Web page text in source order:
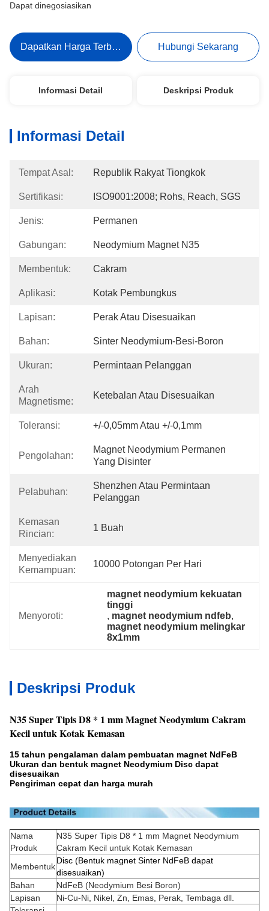
Dapat dinegosiasikan
Dapatkan Harga Terbaik Hubungi Sekarang
Informasi Detail Deskripsi Produk
Informasi Detail
Tempat Asal: Republik Rakyat Tiongkok
Sertifikasi: ISO9001:2008; Rohs, Reach, SGS
Jenis: Permanen
Gabungan: Neodymium Magnet N35
Membentuk: Cakram
Aplikasi: Kotak Pembungkus
Lapisan: Perak Atau Disesuaikan
Bahan: Sinter Neodymium-Besi-Boron
Ukuran: Permintaan Pelanggan
Arah
Magnetisme:
Ketebalan Atau Disesuaikan
Toleransi: +/-0,05mm Atau +/-0,1mm
Pengolahan:
Magnet Neodymium Permanen
Yang Disinter
Pelabuhan:
Shenzhen Atau Permintaan
Pelanggan
Kemasan
Rincian:
1 Buah
Menyediakan
Kemampuan:
10000 Potongan Per Hari
Menyoroti:
magnet neodymium kekuatan
tinggi
, magnet neodymium ndfeb,
magnet neodymium melingkar
8x1mm
Deskripsi Produk
N35 Super Tipis D8 * 1 mm Magnet Neodymium Cakram
Kecil untuk Kotak Kemasan
15 tahun pengalaman dalam pembuatan magnet NdFeB
Ukuran dan bentuk magnet Neodymium Disc dapat
disesuaikan
Pengiriman cepat dan harga murah
Nama
Produk
N35 Super Tipis D8 * 1 mm Magnet Neodymium
Cakram Kecil untuk Kotak Kemasan
Membentuk
Disc (Bentuk magnet Sinter NdFeB dapat
disesuaikan)
Bahan
NdFeB (Neodymium Besi Boron)
Lapisan
Ni-Cu-Ni, Nikel, Zn, Emas, Perak, Tembaga dll.